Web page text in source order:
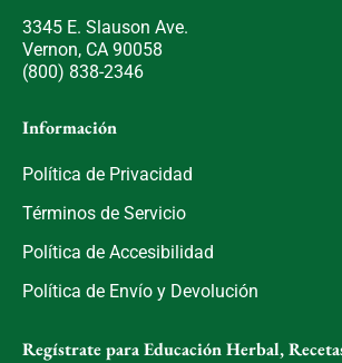
3345 E. Slauson Ave.
Vernon, CA 90058
(800) 838-2346
Información
Política de Privacidad
Términos de Servicio
Política de Accesibilidad
Política de Envío y Devolución
Regístrate para Educación Herbal,